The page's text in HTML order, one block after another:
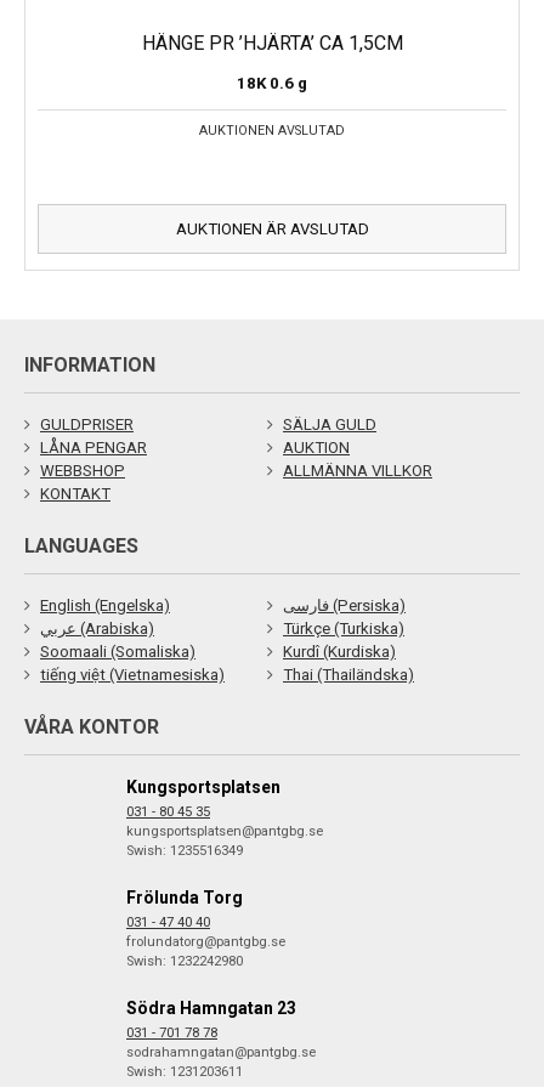
HÄNGE PR ’HJÄRTA’ CA 1,5CM
18K 0.6 g
AUKTIONEN AVSLUTAD
AUKTIONEN ÄR AVSLUTAD
INFORMATION
GULDPRISER
SÄLJA GULD
LÅNA PENGAR
AUKTION
WEBBSHOP
ALLMÄNNA VILLKOR
KONTAKT
LANGUAGES
English (Engelska)
فارسی (Persiska)
عربي (Arabiska)
Türkçe (Turkiska)
Soomaali (Somaliska)
Kurdî (Kurdiska)
tiếng việt (Vietnamesiska)
Thai (Thailändska)
VÅRA KONTOR
Kungsportsplatsen
031 - 80 45 35
kungsportsplatsen@pantgbg.se
Swish: 1235516349
Frölunda Torg
031 - 47 40 40
frolundatorg@pantgbg.se
Swish: 1232242980
Södra Hamngatan 23
031 - 701 78 78
sodrahamngatan@pantgbg.se
Swish: 1231203611